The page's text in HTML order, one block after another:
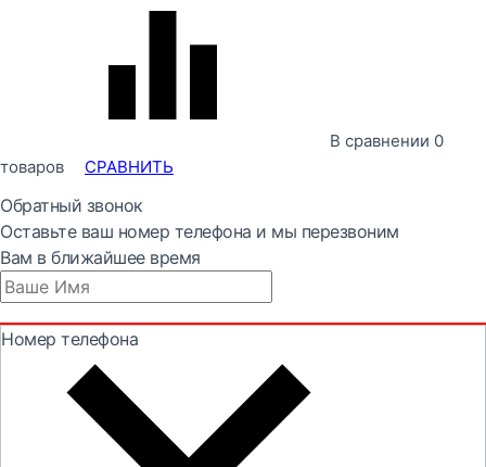
В сравнении 0
товаров
СРАВНИТЬ
Обратный звонок
Оставьте ваш номер телефона и мы перезвоним
Вам в ближайшее время
Номер телефона